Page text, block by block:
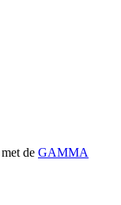
de GAMMA